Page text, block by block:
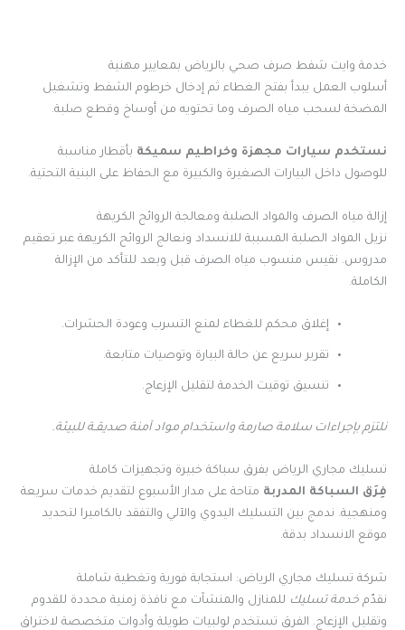
خدمة وايت شفط صرف صحي بالرياض بمعايير مهنية
أسلوب العمل يبدأ بفتح الغطاء ثم إدخال خرطوم الشفط وتشغيل
المضخة لسحب مياه الصرف وما تحتويه من أوساخ وقطع صلبة.
نستخدم سيارات مجهزة وخراطيم سميكة بأقطار مناسبة
للوصول داخل البيارات الصغيرة والكبيرة مع الحفاظ على البنية التحتية.
إزالة مياه الصرف والمواد الصلبة ومعالجة الروائح الكريهة
نزيل المواد الصلبة المسببة للانسداد ونعالج الروائح الكريهة عبر تعقيم
مدروس. نقيس منسوب مياه الصرف قبل وبعد للتأكد من الإزالة
الكاملة.
إغلاق محكم للغطاء لمنع التسرب وعودة الحشرات.
تقرير سريع عن حالة البيارة وتوصيات متابعة.
تنسيق توقيت الخدمة لتقليل الإزعاج.
نلتزم بإجراءات سلامة صارمة واستخدام مواد آمنة صديقـة للبيئة.
تسليك مجاري الرياض بفرق سباكة خبيرة وتجهيزات كاملة
فِرَق السباكة المدربة متاحة على مدار الأسبوع لتقديم خدمات سريعة
ومنهجية. ندمج بين التسليك اليدوي والآلي والتفقد بالكاميرا لتحديد
موقع الانسداد بدقة.
شركة تسليك مجاري الرياض: استجابة فورية وتغطية شاملة
نقدّم خدمة تسليك للمنازل والمنشآت مع نافذة زمنية محددة للقدوم
وتقليل الإزعاج. الفرق تستخدم لولبيات طويلة وأدوات متخصصة لاختراق